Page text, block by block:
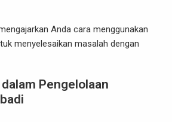
Anda cara menggunakan
menyelesaikan masalah dengan
Pengelolaan